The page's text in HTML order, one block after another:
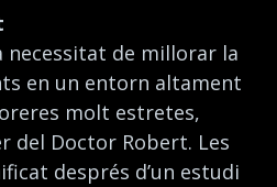
necessitat de millorar la
en un entorn altament
molt estretes,
del Doctor Robert. Les
després d’un estudi